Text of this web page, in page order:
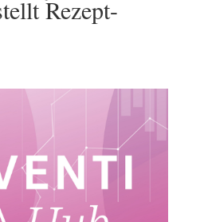
Rezept-